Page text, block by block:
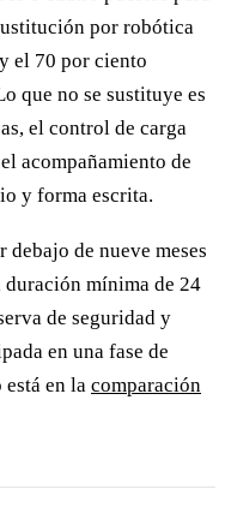
por robótica
el 70 por ciento
que no se sustituye es
el control de carga
acompañamiento de
y forma escrita.
de nueve meses
duración mínima de 24
de seguridad y
en una fase de
en la comparación